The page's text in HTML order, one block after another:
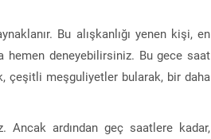
Bu alışkanlığı yenen kişi, en
hemen deneyebilirsiniz. Bu gece saat
çeşitli meşguliyetler bularak, bir daha
Ancak ardından geç saatlere kadar,